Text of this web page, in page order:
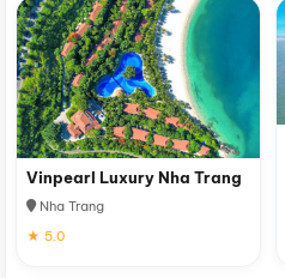
Vinpearl Luxury Nha Trang
Nha Trang
★ 5.0